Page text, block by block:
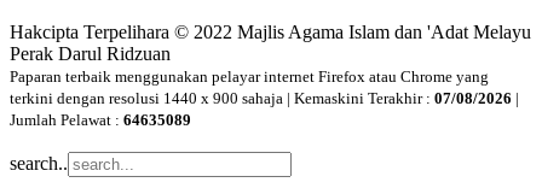
Hakcipta Terpelihara © 2022 Majlis Agama Islam dan 'Adat Melayu
Perak Darul Ridzuan
Paparan terbaik menggunakan pelayar internet Firefox atau Chrome yang
terkini dengan resolusi 1440 x 900 sahaja | Kemaskini Terakhir : 07/08/2026 |
Jumlah Pelawat : 64635089
search..